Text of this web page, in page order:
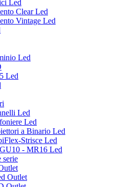
Led
Clear Led
Vintage Led
Led
Led
Led
Led
a Binario Led
Strisce Led
- MR16 Led
serie
Outlet